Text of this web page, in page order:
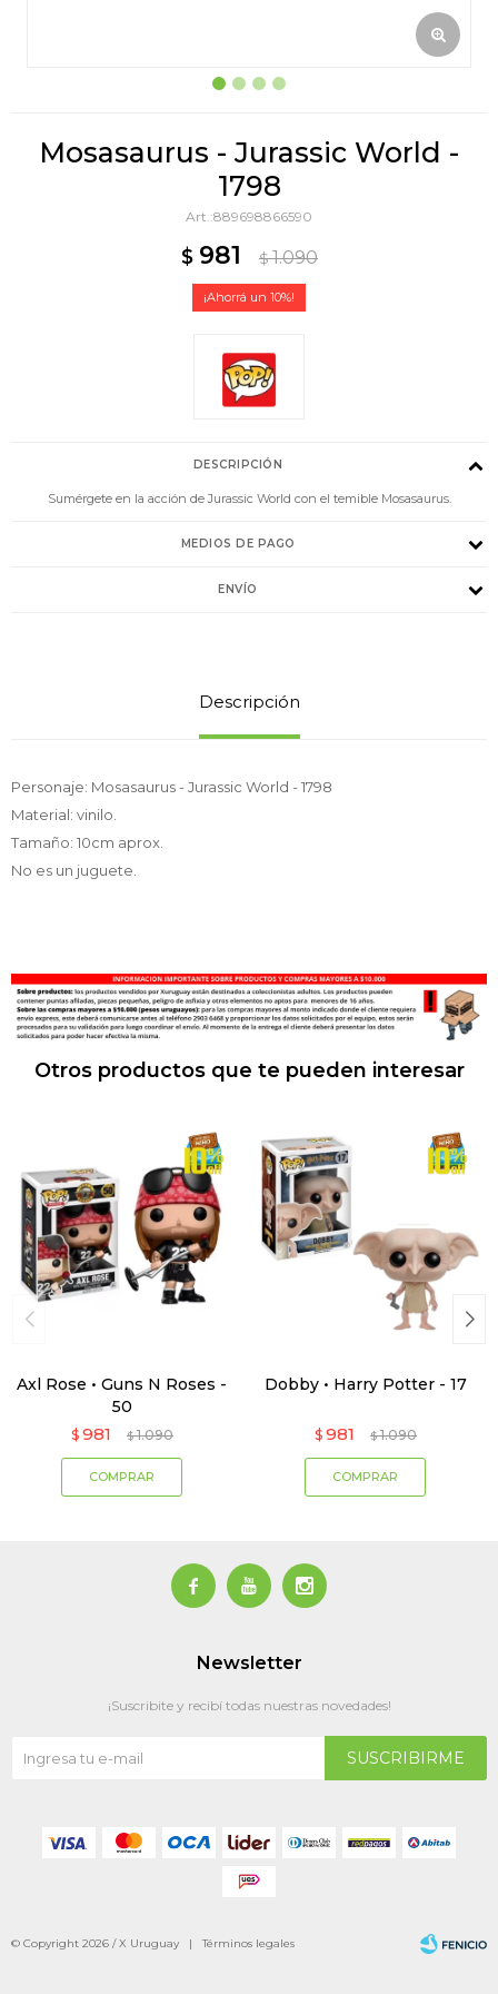
Mosasaurus - Jurassic World -
1798
889698866590
$ 981 $ 1.090
10
DESCRIPCIÓN
Sumérgete en la acción de Jurassic World con el temible Mosasaurus.
MEDIOS DE PAGO
ENVÍO
Descripción
Personaje: Mosasaurus - Jurassic World - 1798
Material: vinilo.
Tamaño: 10cm aprox.
No es un juguete.
Otros productos que te pueden interesar
Axl Rose • Guns N Roses -
50
$ 981 $ 1.090
Dobby • Harry Potter - 17
$ 981 $ 1.090
  
Newsletter
¡Suscribite y recibí todas nuestras novedades!
SUSCRIBIRME
© Copyright 2026 / X Uruguay |Términos legales